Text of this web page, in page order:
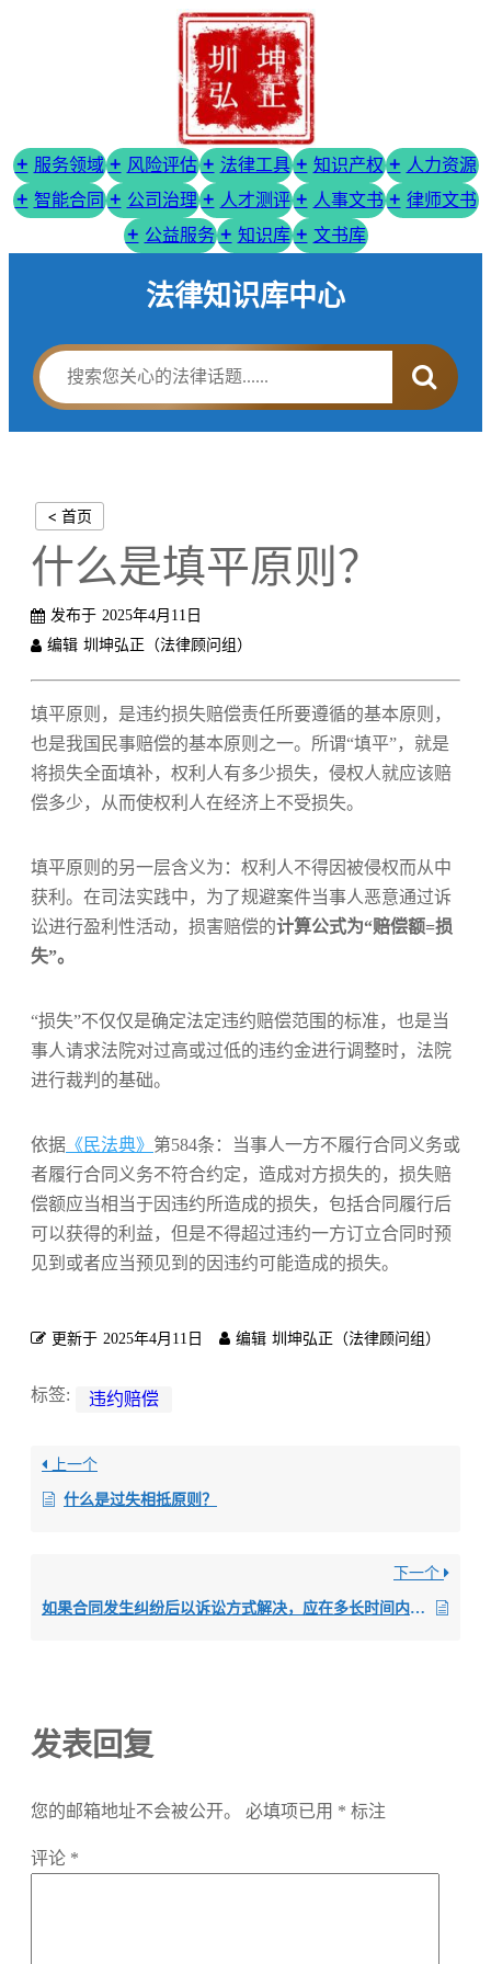
服务领域 风险评估 法律工具 知识产权
人力资源
智能合同
公司治理 人才测评 人事文书
律师文书
公益服务
知识库 文书库
法律知识库中心
< 首页
什么是填平原则？
发布于 2025年4月11日
编辑 圳坤弘正（法律顾问组）
填平原则，是违约损失赔偿责任所要遵循的基本原则，
也是我国民事赔偿的基本原则之一。所谓“填平”，就是
将损失全面填补，权利人有多少损失，侵权人就应该赔
偿多少，从而使权利人在经济上不受损失。
填平原则的另一层含义为：权利人不得因被侵权而从中
获利。在司法实践中，为了规避案件当事人恶意通过诉
讼进行盈利性活动，损害赔偿的计算公式为“赔偿额=损
失”。
“损失”不仅仅是确定法定违约赔偿范围的标准，也是当
事人请求法院对过高或过低的违约金进行调整时，法院
进行裁判的基础。
依据 《民法典》 第584条：
当事人一方不履行合同义务或
者履行合同义务不符合约定，造成对方损失的，损失赔
偿额应当相当于因违约所造成的损失，包括合同履行后
可以获得的利益，但是不得超过违约一方订立合同时预
见到或者应当预见到的因违约可能造成的损失。
更新于 2025年4月11日 编辑 圳坤弘正（法律顾问组）
标签: 违约赔偿
上一个
什么是过失相抵原则？
下一个
如果合同发生纠纷后以诉讼方式解决，应在多长时间内起诉？
发表回复
您的邮箱地址不会被公开。 必填项已用 * 标注
评论 *